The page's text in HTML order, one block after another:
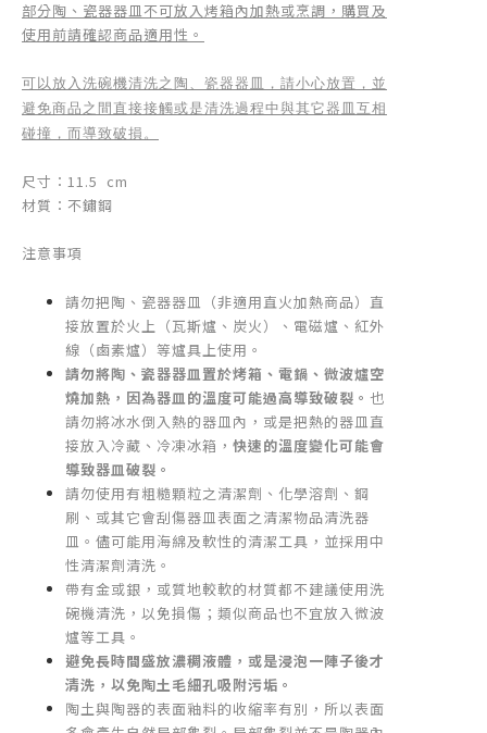
部分陶、瓷器器皿不可放入烤箱內加熱或烹調，購買及
使用前請確認商品適用性。
可以放入洗碗機清洗之陶、瓷器器皿，請小心放置，並
避免商品之間直接接觸或是清洗過程中與其它器皿互相
碰撞，而導致破損。
尺寸：11.5 cm
材質：不鏽鋼
注意事項
請勿把陶、瓷器器皿（非適用直火加熱商品）直
接放置於火上（瓦斯爐、炭火）、電磁爐、紅外
線（鹵素爐）等爐具上使用。
請勿將陶、瓷器器皿置於烤箱、電鍋、微波爐空
燒加熱，因為器皿的溫度可能過高導致破裂。 也
請勿將冰水倒入熱的器皿內，或是把熱的器皿直
接放入冷藏、冷凍冰箱， 快速的溫度變化可能會
導致器皿破裂。
請勿使用有粗糙顆粒之清潔劑、化學溶劑、鋼
刷、或其它會刮傷器皿表面之清潔物品清洗器
皿。儘可能用海綿及軟性的清潔工具，並採用中
性清潔劑清洗。
帶有金或銀，或質地較軟的材質都不建議使用洗
碗機清洗，以免損傷；類似商品也不宜放入微波
爐等工具。
避免長時間盛放濃稠液體，或是浸泡一陣子後才
清洗，以免陶土毛細孔吸附污垢。
陶土與陶器的表面釉料的收縮率有別，所以表面